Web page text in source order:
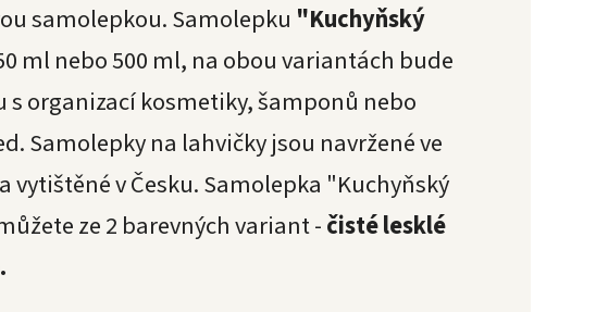
samolepkou. Samolepku "Kuchyňský
ml nebo 500 ml, na obou variantách bude
organizací kosmetiky, šamponů nebo
Samolepky na lahvičky jsou navržené ve
v Česku.Samolepka "Kuchyňský
ze 2 barevných variant -čisté lesklé